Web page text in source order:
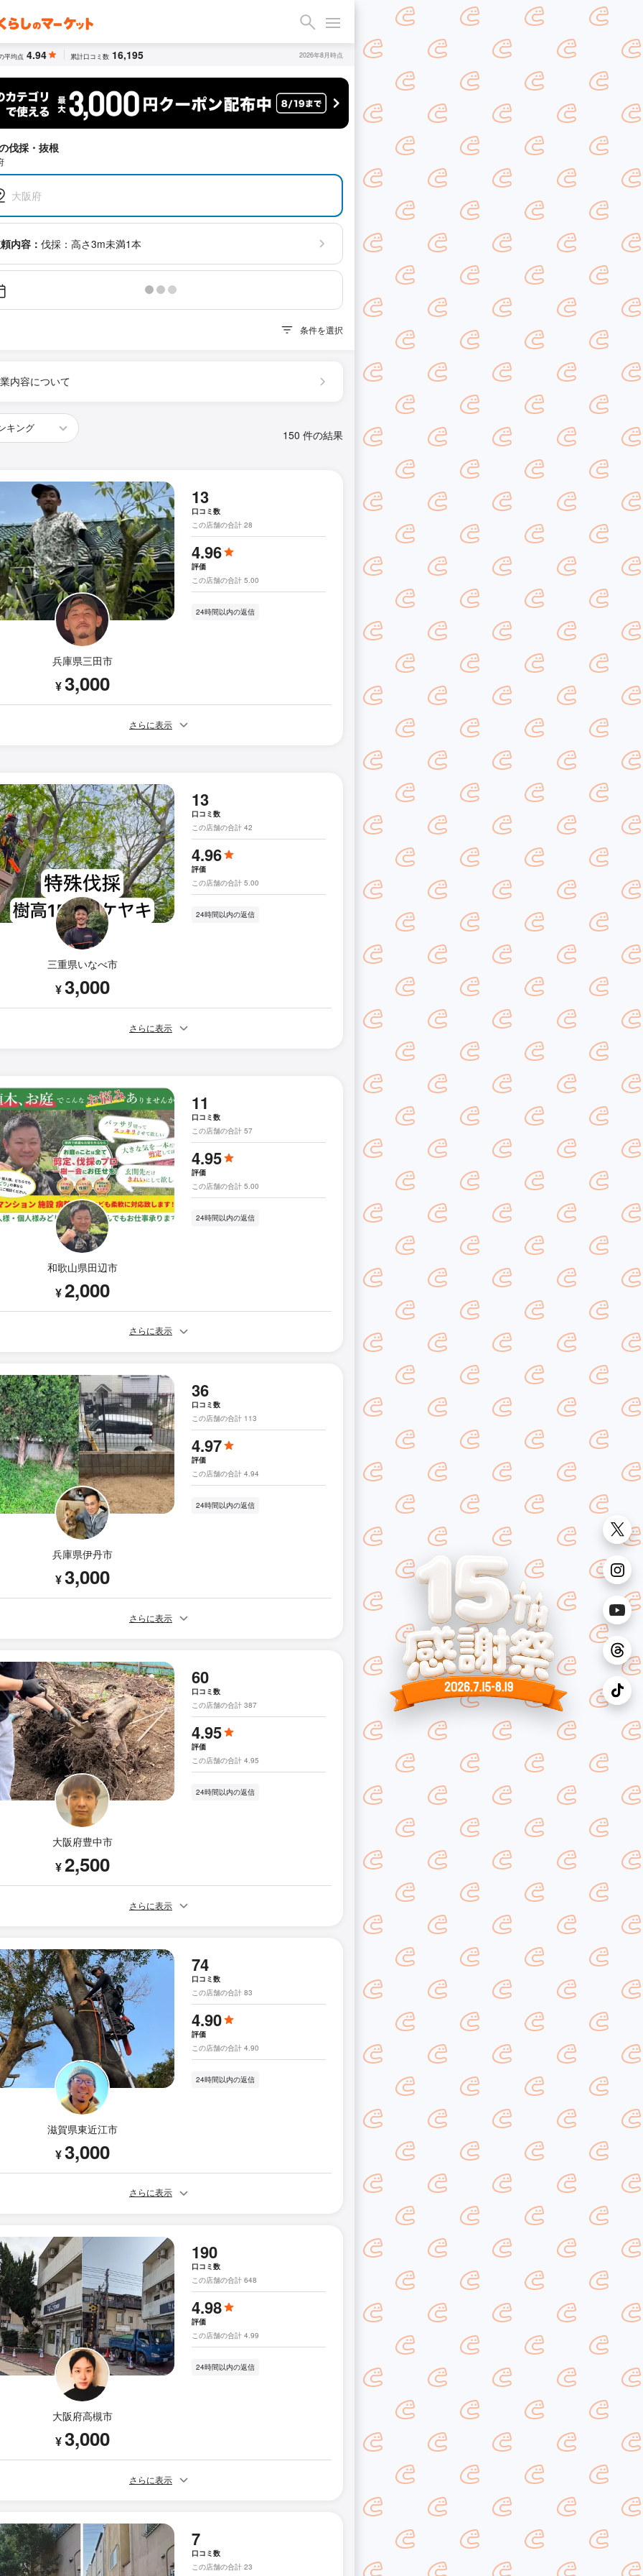
平均点 4.94 累計口コミ数 16,195 2026年8月時点
伐採・抜根
大阪府
内容： 伐採：高さ3m未満1本
条件を選択
内容について
150 件の結果
兵庫県三田市
¥3,000
13
口コミ数
この店舗の合計 28
4.96
評価
この店舗の合計 5.00
24時間以内の返信
さらに表示
三重県いなべ市
¥3,000
13
口コミ数
この店舗の合計 42
4.96
評価
この店舗の合計 5.00
24時間以内の返信
さらに表示
和歌山県田辺市
¥2,000
11
口コミ数
この店舗の合計 57
4.95
評価
この店舗の合計 5.00
24時間以内の返信
さらに表示
兵庫県伊丹市
¥3,000
36
口コミ数
この店舗の合計 113
4.97
評価
この店舗の合計 4.94
24時間以内の返信
さらに表示
大阪府豊中市
¥2,500
60
口コミ数
この店舗の合計 387
4.95
評価
この店舗の合計 4.95
24時間以内の返信
さらに表示
滋賀県東近江市
¥3,000
74
口コミ数
この店舗の合計 83
4.90
評価
この店舗の合計 4.90
24時間以内の返信
さらに表示
大阪府高槻市
¥3,000
190
口コミ数
この店舗の合計 648
4.98
評価
この店舗の合計 4.99
24時間以内の返信
さらに表示
7
口コミ数
この店舗の合計 23